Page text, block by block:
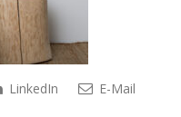
LinkedIn E-Mail